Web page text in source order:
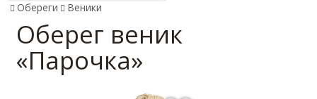
Обереги Веники
Оберег веник
«Парочка»